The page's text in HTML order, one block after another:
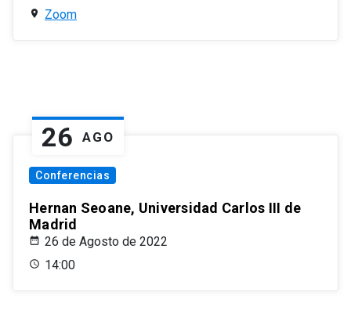
Zoom
26 AGO
Conferencias
Hernan Seoane, Universidad Carlos III de
Madrid
26 de Agosto de 2022
14:00